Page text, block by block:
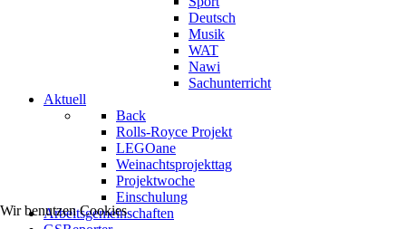
Deutsch
Musik
WAT
Nawi
Sachunterricht
Aktuell
Back
Rolls-Royce Projekt
LEGOane
Weinachtsprojekttag
Projektwoche
Einschulung
Arbeitsgemeinschaften
Wir benutzen Cookies